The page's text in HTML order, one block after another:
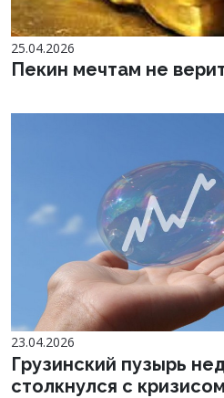
25.04.2026
Пекин мечтам не
23.04.2026
Грузинский пузырь
столкнулся с